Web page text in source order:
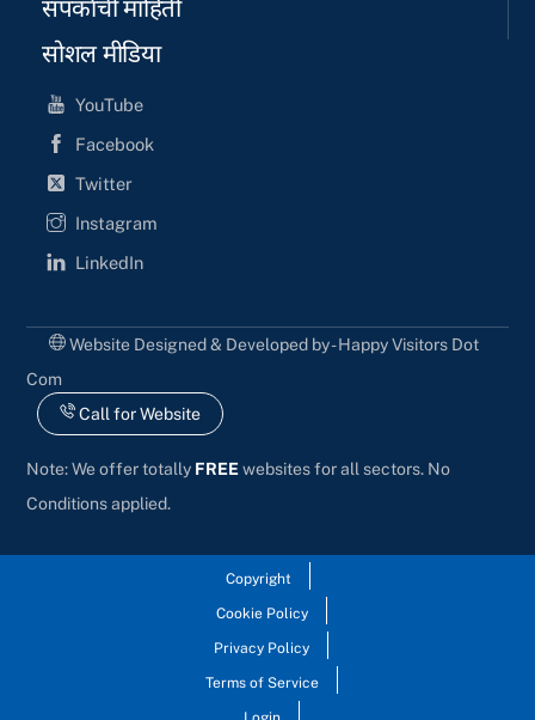
संपर्काची माहिती
सोशल मीडिया
YouTube
Facebook
Twitter
Instagram
LinkedIn
Website Designed & Developed by - Happy Visitors Dot
Com
Call for Website
Note: We offer totally FREE websites for all sectors. No
Conditions applied.
Copyright
Cookie Policy
Privacy Policy
Terms of Service